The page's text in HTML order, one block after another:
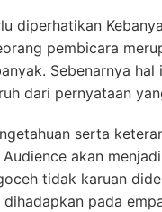
diperhatikan
pembicara
Sebenarnya hal
dari pernyataan
serta
akan
tidak karuan
pada